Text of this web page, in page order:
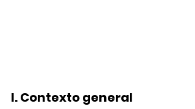
I. Contexto general